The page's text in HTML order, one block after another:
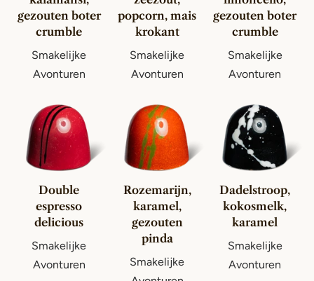
gezouten boter
crumble
Smakelijke
Avonturen
popcorn, mais
krokant
Smakelijke
Avonturen
gezouten boter
crumble
Smakelijke
Avonturen
Double
espresso
delicious
Smakelijke
Avonturen
Rozemarijn,
karamel,
gezouten
pinda
Smakelijke
Dadelstroop,
kokosmelk,
karamel
Smakelijke
Avonturen